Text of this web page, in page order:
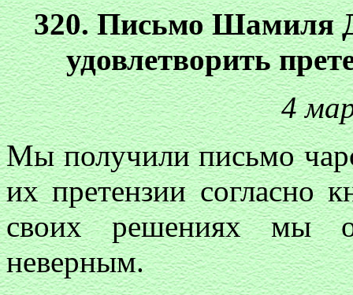
320. Письмо Шамиля
удовлетворить
4
Мы получили письмо
их претензии согласно
своих решениях мы
неверным.